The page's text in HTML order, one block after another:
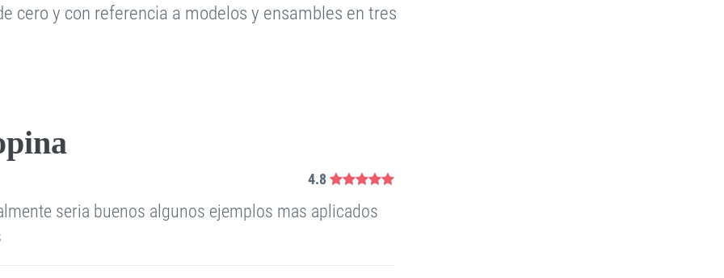
cero y con referencia a modelos y ensambles en tres
4.8
seria buenos algunos ejemplos mas aplicados